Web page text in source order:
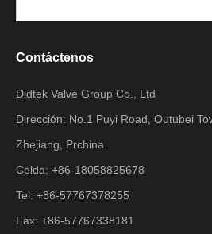
Contáctenos
Didtek Valve Group Co., Ltd
Dirección: No.1 Puyi Road, Outubei
Zhejiang, Prchina.
Celda: +86-18058825678
Tel: +86-57767378255
Fax: +86-57767338181